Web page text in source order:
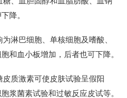
降。
淋巴细胞、单核细胞及嗜酸、
和血小板增加，后者也可下降。
质激素可使皮肤试验呈假阳
浆菌素试验和过敏反应皮试等。